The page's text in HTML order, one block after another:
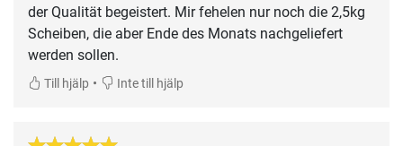
der Qualität begeistert. Mir fehelen nur noch die 2,5kg
Scheiben, die aber Ende des Monats nachgeliefert
werden sollen.
Till hjälp • Inte till hjälp